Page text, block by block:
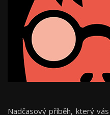
Nadčasový příběh, který